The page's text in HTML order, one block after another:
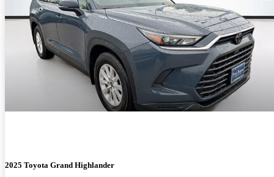
2025 Toyota Grand Highlander